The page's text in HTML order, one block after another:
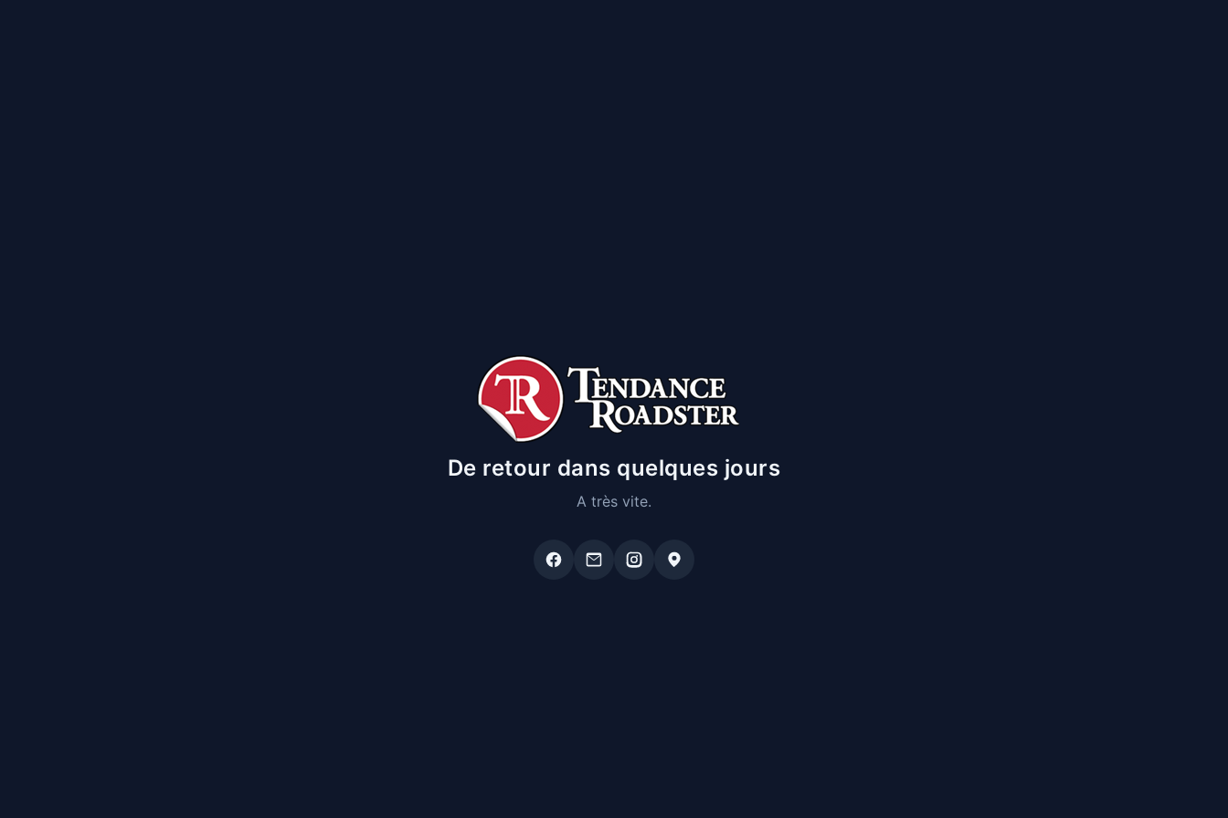
De retour dans quelques jours
A très vite.